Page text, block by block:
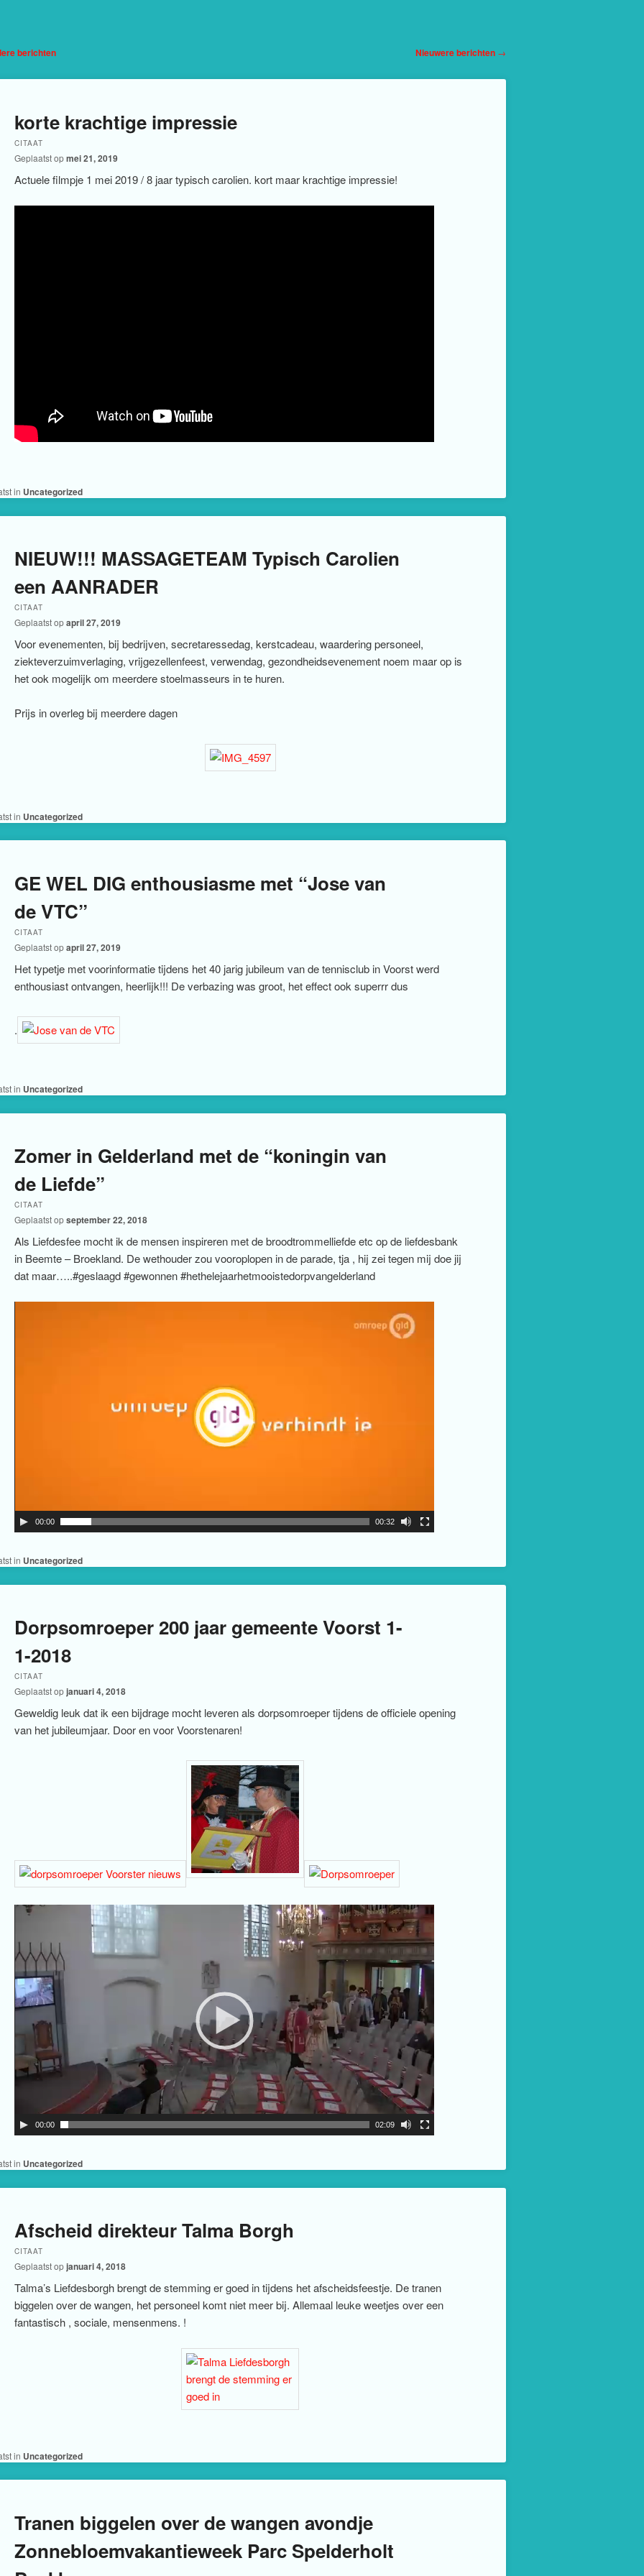
berichten Nieuwere berichten →
korte krachtige impressie
CITAAT
Geplaatst opmei 21, 2019
Actuele filmpje 1 mei 2019 / 8 jaar typisch carolien. kort maar krachtige impressie!
in Uncategorized
NIEUW!!! MASSAGETEAM Typisch Carolien
een AANRADER
CITAAT
Geplaatst opapril 27, 2019
Voor evenementen, bij bedrijven, secretaressedag, kerstcadeau, waardering personeel,
ziekteverzuimverlaging, vrijgezellenfeest, verwendag, gezondheidsevenement noem maar op is
het ook mogelijk om meerdere stoelmasseurs in te huren.
Prijs in overleg bij meerdere dagen
in Uncategorized
GE WEL DIG enthousiasme met “Jose van
de VTC”
CITAAT
Geplaatst opapril 27, 2019
Het typetje met voorinformatie tijdens het 40 jarig jubileum van de tennisclub in Voorst werd
enthousiast ontvangen, heerlijk!!! De verbazing was groot, het effect ook superrr dus
.
in Uncategorized
Zomer in Gelderland met de “koningin van
de Liefde”
CITAAT
Geplaatst opseptember 22, 2018
Als Liefdesfee mocht ik de mensen inspireren met de broodtrommelliefde etc op de liefdesbank
in Beemte – Broekland. De wethouder zou vooroplopen in de parade, tja , hij zei tegen mij doe jij
dat maar…..#geslaagd #gewonnen #hethelejaarhetmooistedorpvangelderland
00:00 00:32
in Uncategorized
Dorpsomroeper 200 jaar gemeente Voorst 1-
1-2018
CITAAT
Geplaatst opjanuari 4, 2018
Geweldig leuk dat ik een bijdrage mocht leveren als dorpsomroeper tijdens de officiele opening
van het jubileumjaar. Door en voor Voorstenaren!
00:00 02:09
in Uncategorized
Afscheid direkteur Talma Borgh
CITAAT
Geplaatst opjanuari 4, 2018
Talma’s Liefdesborgh brengt de stemming er goed in tijdens het afscheidsfeestje. De tranen
biggelen over de wangen, het personeel komt niet meer bij. Allemaal leuke weetjes over een
fantastisch , sociale, mensenmens. !
in Uncategorized
Tranen biggelen over de wangen avondje
Zonnebloemvakantieweek Parc Spelderholt